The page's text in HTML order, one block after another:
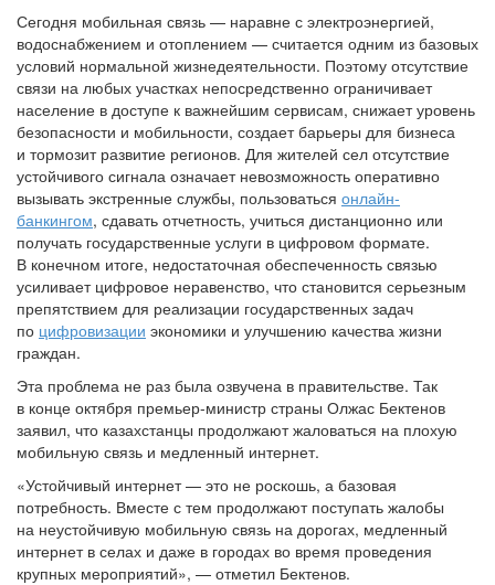
Сегодня мобильная связь — наравне с электроэнергией,
водоснабжением и отоплением — считается одним из базовых
условий нормальной жизнедеятельности. Поэтому отсутствие
связи на любых участках непосредственно ограничивает
население в доступе к важнейшим сервисам, снижает уровень
безопасности и мобильности, создает барьеры для бизнеса
и тормозит развитие регионов. Для жителей сел отсутствие
устойчивого сигнала означает невозможность оперативно
вызывать экстренные службы, пользоваться онлайн-
банкингом, сдавать отчетность, учиться дистанционно или
получать государственные услуги в цифровом формате.
В конечном итоге, недостаточная обеспеченность связью
усиливает цифровое неравенство, что становится серьезным
препятствием для реализации государственных задач
по цифровизации экономики и улучшению качества жизни
граждан.
Эта проблема не раз была озвучена в правительстве. Так
в конце октября премьер-министр страны Олжас Бектенов
заявил, что казахстанцы продолжают жаловаться на плохую
мобильную связь и медленный интернет.
«Устойчивый интернет — это не роскошь, а базовая
потребность. Вместе с тем продолжают поступать жалобы
на неустойчивую мобильную связь на дорогах, медленный
интернет в селах и даже в городах во время проведения
крупных мероприятий», — отметил Бектенов.